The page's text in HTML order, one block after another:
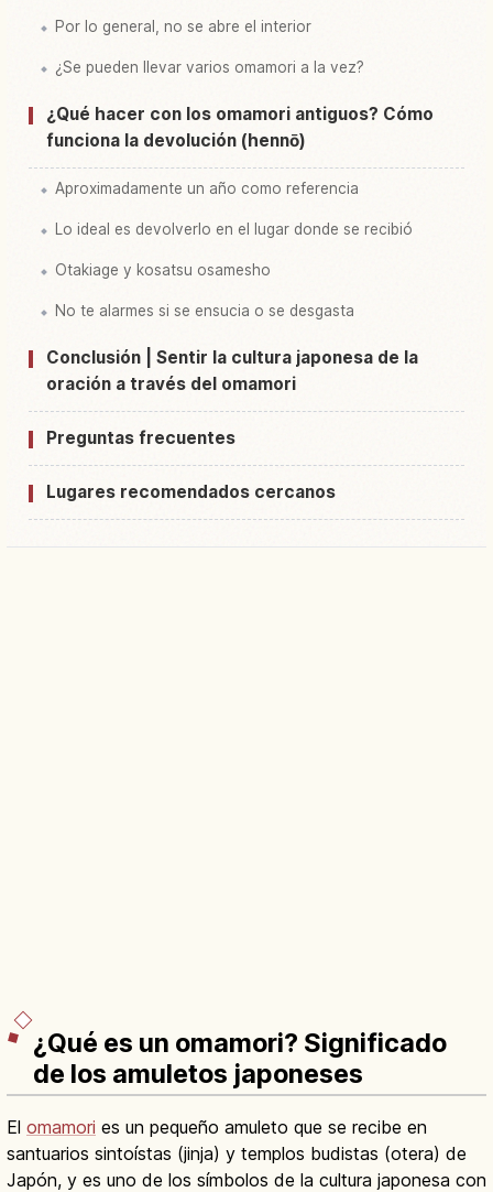
Por lo general, no se abre el interior
¿Se pueden llevar varios omamori a la vez?
¿Qué hacer con los omamori antiguos? Cómo
funciona la devolución (hennō)
Aproximadamente un año como referencia
Lo ideal es devolverlo en el lugar donde se recibió
Otakiage y kosatsu osamesho
No te alarmes si se ensucia o se desgasta
Conclusión | Sentir la cultura japonesa de la
oración a través del omamori
Preguntas frecuentes
Lugares recomendados cercanos
¿Qué es un omamori? Significado
de los amuletos japoneses
El omamori es un pequeño amuleto que se recibe en
santuarios sintoístas (jinja) y templos budistas (otera) de
Japón, y es uno de los símbolos de la cultura japonesa con